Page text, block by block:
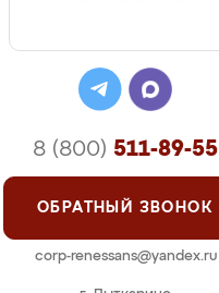
8 (800) 511-89-55
ОБРАТНЫЙ ЗВОНОК
corp-renessans@yandex.ru